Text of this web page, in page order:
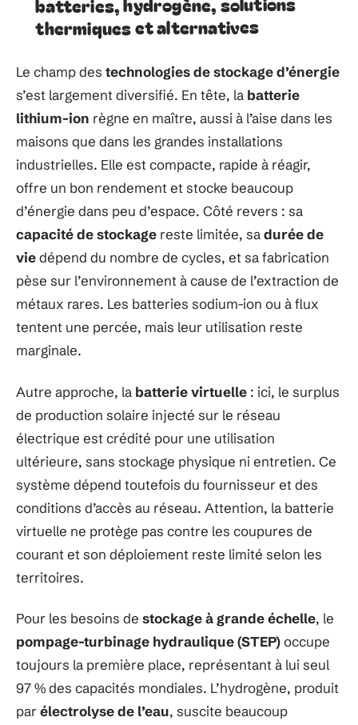
thermiques et alternatives
Le champ des technologies de stockage d’énergie
s’est largement diversifié. En tête, la batterie
lithium-ion règne en maître, aussi à l’aise dans les
maisons que dans les grandes installations
industrielles. Elle est compacte, rapide à réagir,
offre un bon rendement et stocke beaucoup
d’énergie dans peu d’espace. Côté revers : sa
capacité de stockage reste limitée, sadurée de
viedépend du nombre de cycles, et sa fabrication
pèse sur l’environnement à cause de l’extraction de
métaux rares. Les batteries sodium-ion ou à flux
tentent une percée, mais leur utilisation reste
marginale.
Autre approche, la batterie virtuelle : ici, le surplus
de production solaire injecté sur le réseau
électrique est crédité pour une utilisation
ultérieure, sans stockage physique ni entretien. Ce
système dépend toutefois du fournisseur et des
conditions d’accès au réseau. Attention, la batterie
virtuelle ne protège pas contre les coupures de
courant et son déploiement reste limité selon les
territoires.
Pour les besoins de stockage à grande échelle, le
pompage-turbinage hydraulique (STEP)occupe
toujours la première place, représentant à lui seul
97 % des capacités mondiales. L’hydrogène, produit
parélectrolyse de l’eau, suscite beaucoup